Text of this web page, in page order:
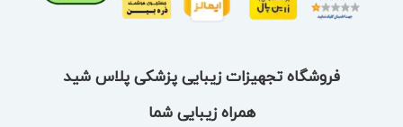
فروشگاه تجهیزات زیبایی پزشکی پلاس شید
همراه زیبایی شما